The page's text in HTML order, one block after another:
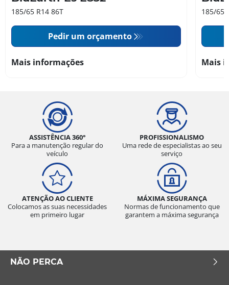
185/65 R14 86T
Pedir um orçamento
Mais informações
185/65
Mais
ASSISTÊNCIA 360°
Para a manutenção regular do
veículo
PROFISSIONALISMO
Uma rede de especialistas ao seu
serviço
ATENÇÃO AO CLIENTE
Colocamos as suas necessidades
em primeiro lugar
MÁXIMA SEGURANÇA
Normas de funcionamento que
garantem a máxima segurança
NÃO PERCA